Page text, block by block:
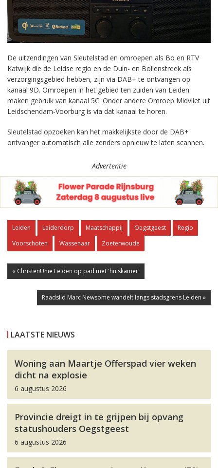
De uitzendingen van Sleutelstad en omroepen als Bo en RTV
Katwijk die de Leidse regio en de Duin- en Bollenstreek als
verzorgingsgebied hebben, zijn via DAB+ te ontvangen op
kanaal 9D. Omroepen in het gebied ten zuiden van Leiden
maken gebruik van kanaal 5C. Onder andere Omroep Midvliet uit
Leidschendam-Voorburg is via dat kanaal te horen.
Sleutelstad opzoeken kan het makkelijkste door de DAB+
ontvanger automatisch alle zenders opnieuw te laten scannen.
Advertentie
Leiden Leiderdorp Maatschappij Oegstgeest
Regio
Voorschoten
Wassenaar Zoeterwoude
« ChristenUnie Leiden op pad met 'huiskamer'
Raadslid Marc Newsome wandelt langs stadsgrens Leiden »
LAATSTE NIEUWS
Woning aan Maartje Offerspad vier weken
dicht na explosie
6 augustus 2026
Provincie dreigt in te grijpen bij opvang
statushouders Oegstgeest
6 augustus 2026